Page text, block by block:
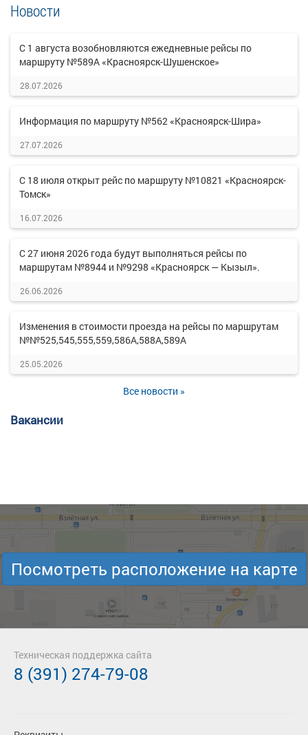
Новости
С 1 августа возобновляются ежедневные рейсы по
маршруту №589А «Красноярск-Шушенское»
28.07.2026
Информация по маршруту №562 «Красноярск-Шира»
27.07.2026
С 18 июля открыт рейс по маршруту №10821 «Красноярск-
Томск»
16.07.2026
С 27 июня 2026 года будут выполняться рейсы по
маршрутам №8944 и №9298 «Красноярск — Кызыл».
26.06.2026
Изменения в стоимости проезда на рейсы по маршрутам
№№525,545,555,559,586А,588А,589А
25.05.2026
Все новости »
Вакансии
Посмотреть расположение на карте
Техническая поддержка сайта
8 (391) 274-79-08